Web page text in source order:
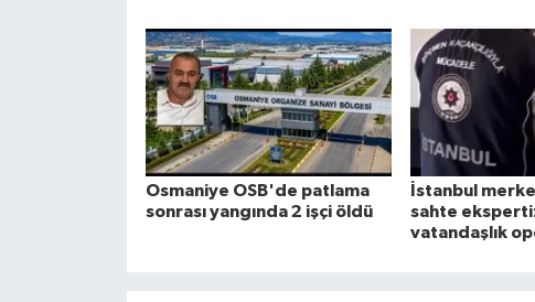
Osmaniye OSB'de patlama
sonrası yangında 2 işçi öldü
İstanbul
sahte
vatandaşlık